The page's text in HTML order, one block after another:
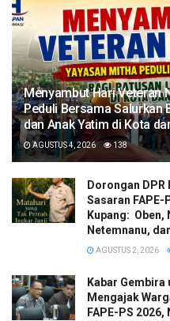
​Menyambut Hari Veteran
Peduli Bersama Salurkan
dan Anak Yatim di Kota
AGUSTUS 4, 2026 138
Dorongan DPR
Sasaran FAPE-
Kupang: Oben,
Netemnanu,
AGUSTUS 2, 2026
Kabar Gembira
Mengajak
FAPE-PS